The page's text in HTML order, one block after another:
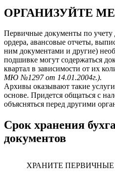
ОРГАНИЗУЙТЕ
Первичные документы по учету
ордера, авансовые отчеты,
ним документами и другие)
подшивке могут содержаться
квартал в зависимости от их
МЮ №1297 от 14.01.2004г.).
Архивы оказывают такие
основе. Придется общаться с
объясняться перед другими
Срок хранения
документов
ХРАНИТЕ